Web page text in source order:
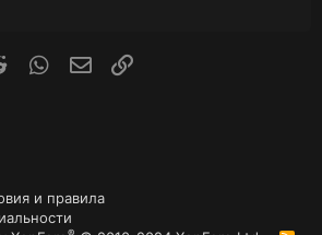
Reddit WhatsApp
E-mail
и правила